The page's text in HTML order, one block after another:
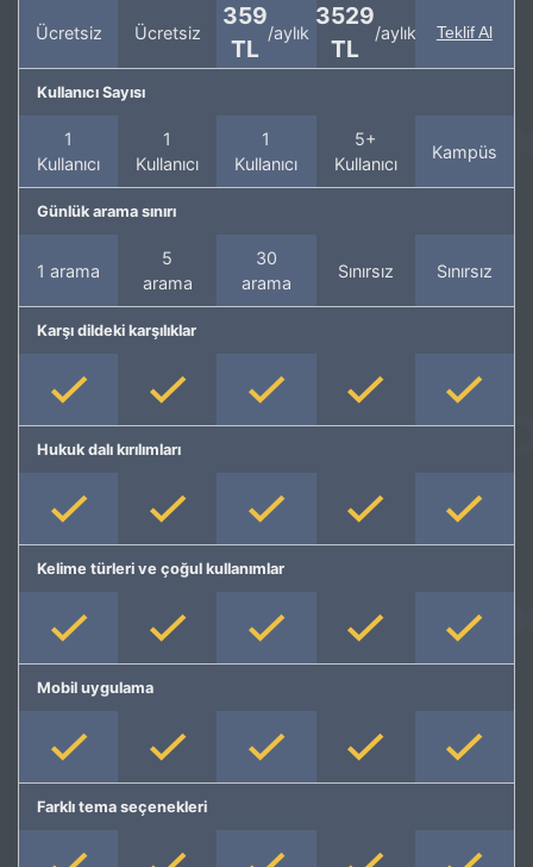
Ücretsiz Ücretsiz
359
TL
/aylık
3529
TL
/aylık Teklif Al
Kullanıcı Sayısı
1
Kullanıcı
1
Kullanıcı
1
Kullanıcı
5+
Kullanıcı
Kampüs
Günlük arama sınırı
1 arama
5
arama
30
arama
Sınırsız Sınırsız
Karşı dildeki karşılıklar
Hukuk dalı kırılımları
Kelime türleri ve çoğul kullanımlar
Mobil uygulama
Farklı tema seçenekleri